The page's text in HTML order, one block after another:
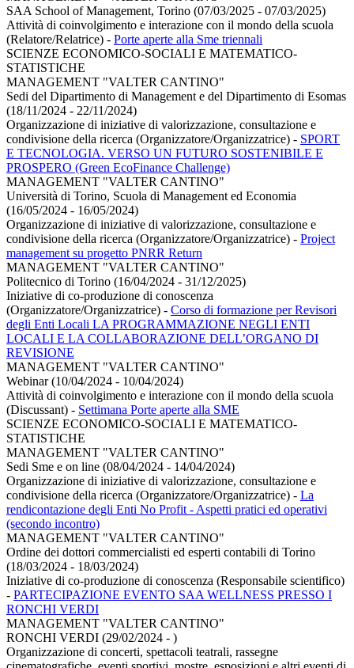
SAA School of Management, Torino (07/03/2025 - 07/03/2025)
Attività di coinvolgimento e interazione con il mondo della scuola
(Relatore/Relatrice) - Porte aperte alla Sme triennali
SCIENZE ECONOMICO-SOCIALI E MATEMATICO-
STATISTICHE
MANAGEMENT "VALTER CANTINO"
Sedi del Dipartimento di Management e del Dipartimento di Esomas
(18/11/2024 - 22/11/2024)
Organizzazione di iniziative di valorizzazione, consultazione e
condivisione della ricerca (Organizzatore/Organizzatrice) - SPORT
E TECNOLOGIA. VERSO UN FUTURO SOSTENIBILE E
PROSPERO (Green EcoFinance Challenge)
MANAGEMENT "VALTER CANTINO"
Università di Torino, Scuola di Management ed Economia
(16/05/2024 - 16/05/2024)
Organizzazione di iniziative di valorizzazione, consultazione e
condivisione della ricerca (Organizzatore/Organizzatrice) - Project
management su progetto PNRR Return
MANAGEMENT "VALTER CANTINO"
Politecnico di Torino (16/04/2024 - 31/12/2025)
Iniziative di co-produzione di conoscenza
(Organizzatore/Organizzatrice) - Corso di formazione per Revisori
degli Enti Locali LA PROGRAMMAZIONE NEGLI ENTI
LOCALI E LA COLLABORAZIONE DELL’ORGANO DI
REVISIONE
MANAGEMENT "VALTER CANTINO"
Webinar (10/04/2024 - 10/04/2024)
Attività di coinvolgimento e interazione con il mondo della scuola
(Discussant) - Settimana Porte aperte alla SME
SCIENZE ECONOMICO-SOCIALI E MATEMATICO-
STATISTICHE
MANAGEMENT "VALTER CANTINO"
Sedi Sme e on line (08/04/2024 - 14/04/2024)
Organizzazione di iniziative di valorizzazione, consultazione e
condivisione della ricerca (Organizzatore/Organizzatrice) - La
rendicontazione degli Enti No Profit - Aspetti pratici ed operativi
(secondo incontro)
MANAGEMENT "VALTER CANTINO"
Ordine dei dottori commercialisti ed esperti contabili di Torino
(18/03/2024 - 18/03/2024)
Iniziative di co-produzione di conoscenza (Responsabile scientifico)
- PARTECIPAZIONE EVENTO SAA WELLNESS PRESSO I
RONCHI VERDI
MANAGEMENT "VALTER CANTINO"
RONCHI VERDI (29/02/2024 - )
Organizzazione di concerti, spettacoli teatrali, rassegne